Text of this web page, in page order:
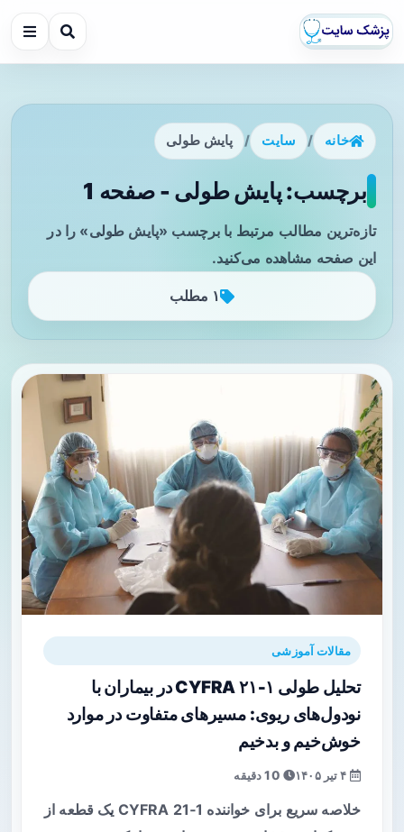
خانه / سایت / پایش طولی
برچسب: پایش طولی - صفحه 1
تازه‌ترین مطالب مرتبط با برچسب «پایش طولی» را در
این صفحه مشاهده می‌کنید.
۱ مطلب
مقالات آموزشی
تحلیل طولی CYFRA ۲۱‑۱ در بیماران با
نودول‌های ریوی: مسیرهای متفاوت در موارد
خوش‌خیم و بدخیم
خلاصه سریع برای خواننده CYFRA 21‑1 یک قطعه از